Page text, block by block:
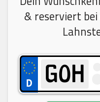
& reserviert